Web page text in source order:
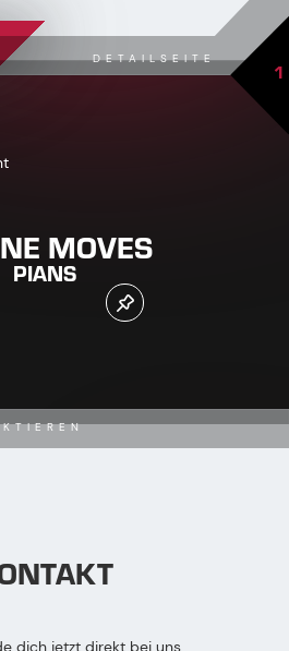
DETAILSEITE 1
MOVES
PIANS
dich jetzt direkt bei uns